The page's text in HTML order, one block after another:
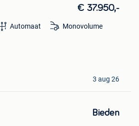
€ 37.950,-
Automaat Monovolume
3 aug 26
Bieden